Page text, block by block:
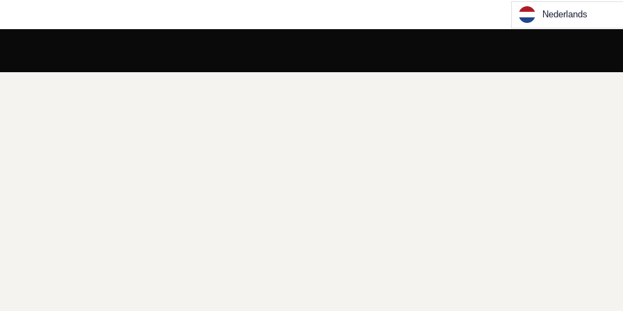
Nederlands